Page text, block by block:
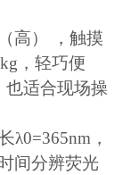
高） ，触摸
，轻巧便
也适合现场操
λ0=365nm，
间分辨荧光